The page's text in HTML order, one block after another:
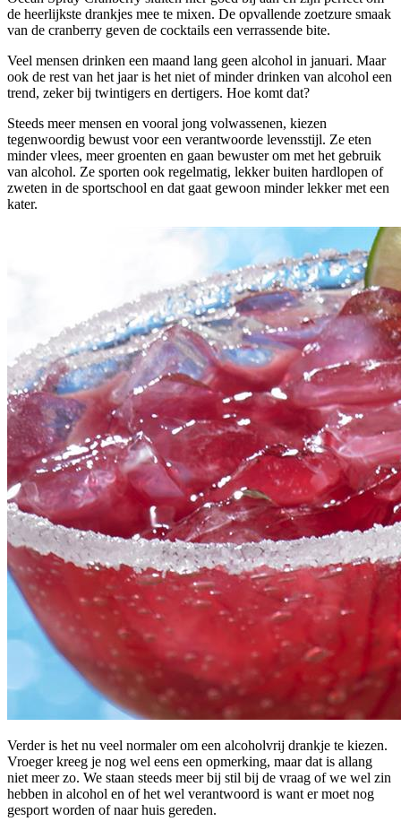
de heerlijkste drankjes mee te mixen. De opvallende zoetzure smaak
van de cranberry geven de cocktails een verrassende bite.
Veel mensen drinken een maand lang geen alcohol in januari. Maar
ook de rest van het jaar is het niet of minder drinken van alcohol een
trend, zeker bij twintigers en dertigers. Hoe komt dat?
Steeds meer mensen en vooral jong volwassenen, kiezen
tegenwoordig bewust voor een verantwoorde levensstijl. Ze eten
minder vlees, meer groenten en gaan bewuster om met het gebruik
van alcohol. Ze sporten ook regelmatig, lekker buiten hardlopen of
zweten in de sportschool en dat gaat gewoon minder lekker met een
kater.
Verder is het nu veel normaler om een alcoholvrij drankje te kiezen.
Vroeger kreeg je nog wel eens een opmerking, maar dat is allang
niet meer zo. We staan steeds meer bij stil bij de vraag of we wel zin
hebben in alcohol en of het wel verantwoord is want er moet nog
gesport worden of naar huis gereden.